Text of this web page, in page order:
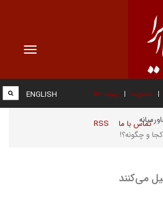
Toggle
عضویت پیوند ها
تماس با ما RSS
ENGLISH
و چگونه؟!
می‌کنند